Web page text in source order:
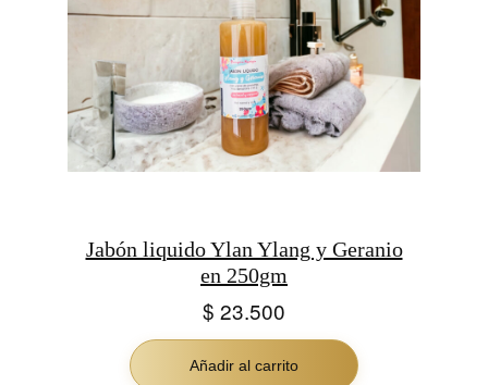
Jabón liquido Ylan Ylang y Geranio
en 250gm
$ 23.500
Añadir al carrito